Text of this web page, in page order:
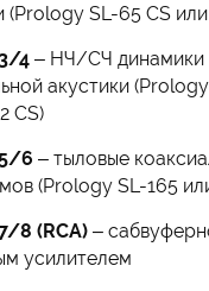
(Prology SL-65 CS
4 – НЧ/СЧ динамики
акустики
CS)
6 – тыловые
(Prology SL-165
8 (RCA) –
усилителем